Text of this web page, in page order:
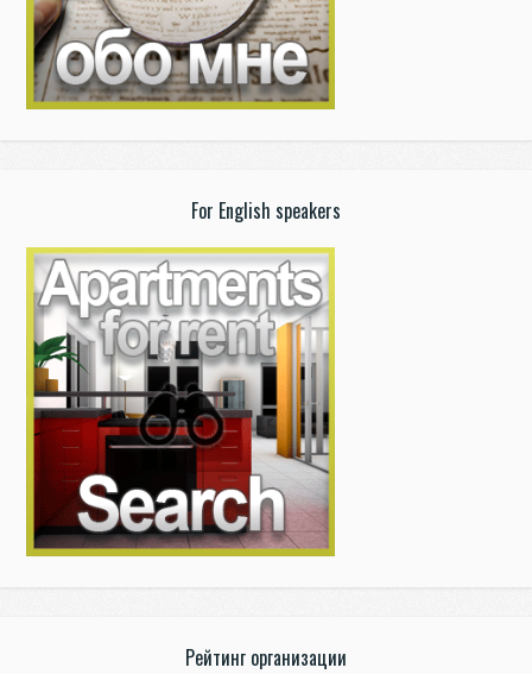
For English speakers
Рейтинг организации